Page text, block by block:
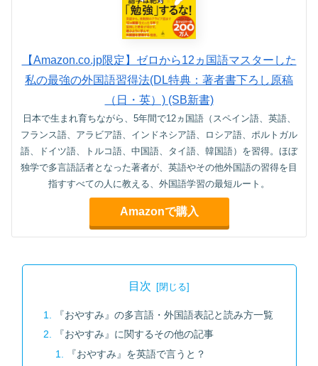
【Amazon.co.jp限定】ゼロから12ヵ国語マスターした
私の最強の外国語習得法(DL特典：著者書下ろし原稿
（日・英）) (SB新書)
日本で生まれ育ちながら、5年間で12ヵ国語（スペイン語、英語、
フランス語、アラビア語、インドネシア語、ロシア語、ポルトガル
語、ドイツ語、トルコ語、中国語、タイ語、韓国語）を習得。ほぼ
独学で多言語話者となった著者が、英語やその他外国語の習得を目
指すすべての人に教える、外国語学習の最短ルート。
Amazonで購入
目次
『おやすみ』の多言語・外国語表記と読み方一覧
『おやすみ』に関するその他の記事
『おやすみ』を英語で言うと？